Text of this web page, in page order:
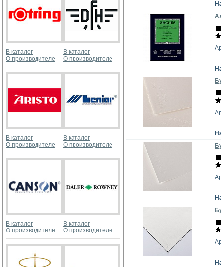
В каталог
О производителе
В каталог
О производителе
В каталог
О производителе
В каталог
О производителе
В каталог
О производителе
В каталог
О производителе